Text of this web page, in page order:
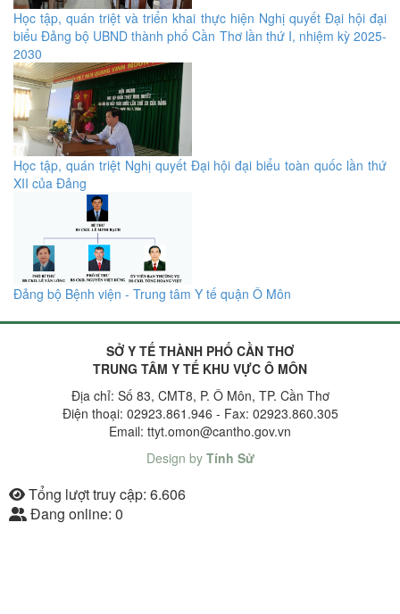
Học tập, quán triệt và triển khai thực hiện Nghị quyết Đại hội đại
biểu Đảng bộ UBND thành phố Cần Thơ lần thứ I, nhiệm kỳ 2025-
2030
​Học tập, quán triệt Nghị quyết Đại hội đại biểu toàn quốc lần thứ
XII của Đảng
Đảng bộ Bệnh viện - Trung tâm Y tế quận Ô Môn
SỞ Y TẾ THÀNH PHỐ CẦN THƠ
TRUNG TÂM Y TẾ KHU VỰC Ô MÔN
Địa chỉ: Số 83, CMT8, P. Ô Môn, TP. Cần Thơ
Điện thoại: 02923.861.946 - Fax: 02923.860.305
Email: ttyt.omon@cantho.gov.vn
Design by Tính Sử
Tổng lượt truy cập: 6.606
Đang online: 0